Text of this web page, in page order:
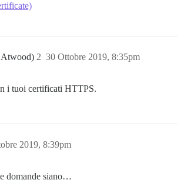
30 Ottobre 2019, 8:35pm
2
i tuoi certificati HTTPS.
2019, 8:39pm
domande siano…